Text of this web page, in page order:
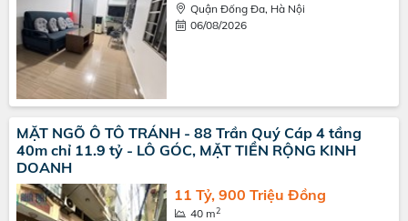
Quận Đống Đa, Hà Nội
06/08/2026
MẶT NGÕ Ô TÔ TRÁNH - 88 Trần Quý Cáp 4 tầng
40m chỉ 11.9 tỷ - LÔ GÓC, MẶT TIỀN RỘNG KINH
DOANH
11 Tỷ, 900 Triệu Đồng
40 m2